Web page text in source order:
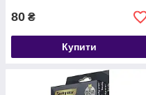
80 ₴
Купити